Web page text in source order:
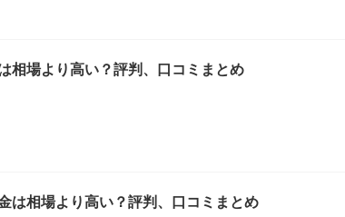
相場より高い？評判、口コミまとめ
は相場より高い？評判、口コミまとめ